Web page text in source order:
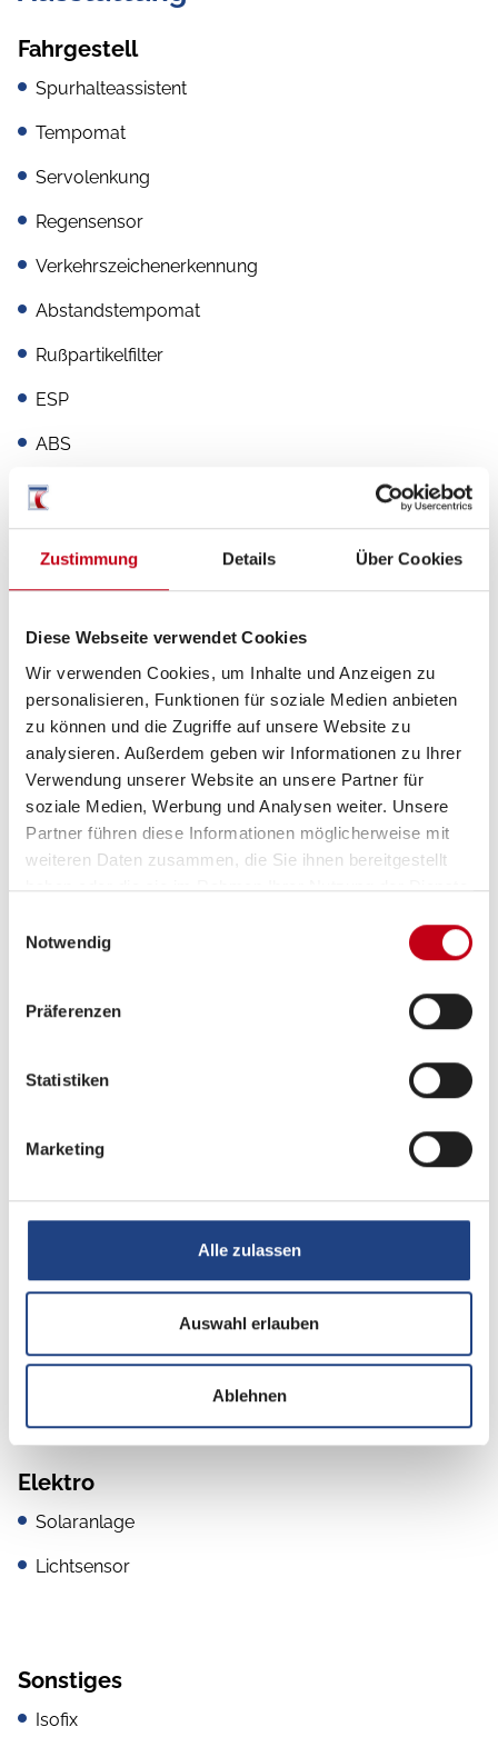
Zustimmung Details Über Cookies
Diese Webseite verwendet Cookies
Wir verwenden Cookies, um Inhalte und Anzeigen zu
personalisieren, Funktionen für soziale Medien anbieten
zu können und die Zugriffe auf unsere Website zu
analysieren. Außerdem geben wir Informationen zu Ihrer
Verwendung unserer Website an unsere Partner für
soziale Medien, Werbung und Analysen weiter. Unsere
Partner führen diese Informationen möglicherweise mit
weiteren Daten zusammen, die Sie ihnen bereitgestellt
haben oder die sie im Rahmen Ihrer Nutzung der Dienste
Notwendig
Präferenzen
Statistiken
Marketing
Alle zulassen
Auswahl erlauben
Ablehnen
Fahrgestell
Spurhalteassistent
Tempomat
Servolenkung
Regensensor
Verkehrszeichenerkennung
Abstandstempomat
Rußpartikelfilter
ESP
ABS
Allwetterreifen
Zentralverriegelung
Aufbau
Markise
Heckgarage
Heizung / Klima
Klimaanlage
Multimedia
SAT-Anlage
Elektro
Solaranlage
Lichtsensor
Sonstiges
Isofix